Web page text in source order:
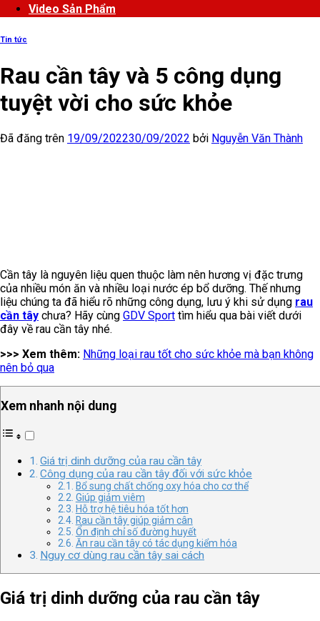
Video Sản Phẩm
Tin tức
Rau cần tây và 5 công dụng
tuyệt vời cho sức khỏe
Đã đăng trên 19/09/202230/09/2022 bởi Nguyễn Văn Thành
Cần tây là nguyên liệu quen thuộc làm nên hương vị đặc trưng
của nhiều món ăn và nhiều loại nước ép bổ dưỡng. Thế nhưng
liệu chúng ta đã hiểu rõ những công dụng, lưu ý khi sử dụng rau
cần tây chưa? Hãy cùng GDV Sport tìm hiểu qua bài viết dưới
đây về rau cần tây nhé.
>>> Xem thêm: Những loại rau tốt cho sức khỏe mà bạn không
nên bỏ qua
Xem nhanh nội dung
Giá trị dinh dưỡng của rau cần tây
Công dụng của rau cần tây đối với sức khỏe
Bổ sung chất chống oxy hóa cho cơ thể
Giúp giảm viêm
Hỗ trợ hệ tiêu hóa tốt hơn
Rau cần tây giúp giảm cân
Ổn định chỉ số đường huyết
Ăn rau cần tây có tác dụng kiểm hóa
Nguy cơ dùng rau cần tây sai cách
Giá trị dinh dưỡng của rau cần tây